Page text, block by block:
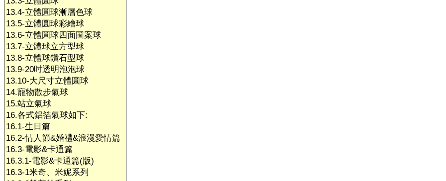
13.4-立體圓球漸層色球
13.5-立體圓球彩繪球
13.6-立體圓球四面圖案球
13.7-立體球立方型球
13.8-立體球鑽石型球
13.9-20吋透明泡泡球
13.10-大尺寸立體圓球
14.寵物散步氣球
15.站立氣球
16.各式鋁箔氣球如下:
16.1-生日篇
16.2-情人節&婚禮&浪漫愛情篇
16.3-電影&卡通篇
16.3.1-電影&卡通篇(版)
16.3-1米奇、米妮系列